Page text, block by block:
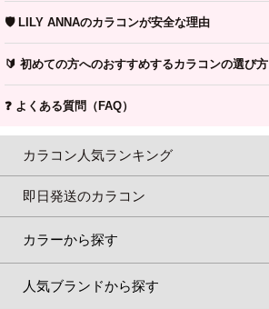
🛡️ LILY ANNAのカラコンが安全な理由
🔰 初めての方へのおすすめするカラコンの選び方
❓ よくある質問（FAQ）
カラコン人気ランキング
即日発送のカラコン
カラーから探す
人気ブランドから探す